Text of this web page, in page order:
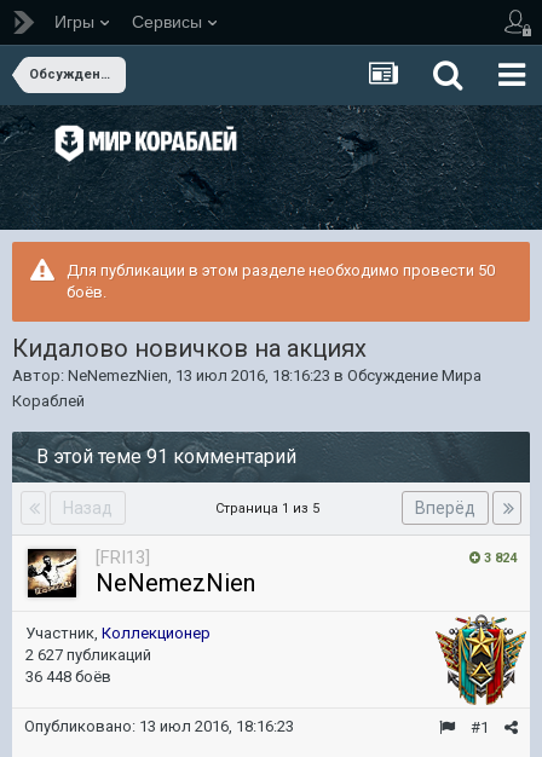
Игры Сервисы
Обсуждение Мира Кораблей
Для публикации в этом разделе необходимо провести 50
боёв.
Кидалово новичков на акциях
Автор: NeNemezNien, 13 июл 2016, 18:16:23 в Обсуждение Мира
Кораблей
В этой теме 91 комментарий
Назад Вперёд
Страница 1 из 5
3 824
[FRI13]
NeNemezNien
Участник, Коллекционер
2 627 публикаций
36 448 боёв
#1
Опубликовано: 13 июл 2016, 18:16:23